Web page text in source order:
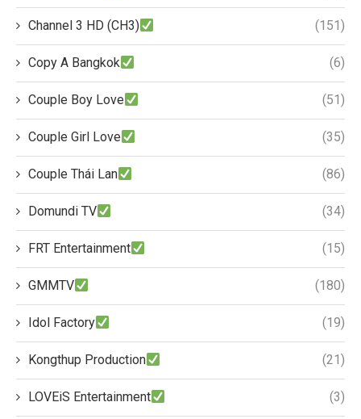
Channel 3 HD (CH3) (151)
Copy A Bangkok (6)
Couple Boy Love (51)
Couple Girl Love (35)
Couple Thái Lan (86)
Domundi TV (34)
FRT Entertainment (15)
GMMTV (180)
Idol Factory (19)
Kongthup Production (21)
LOVEiS Entertainment (3)